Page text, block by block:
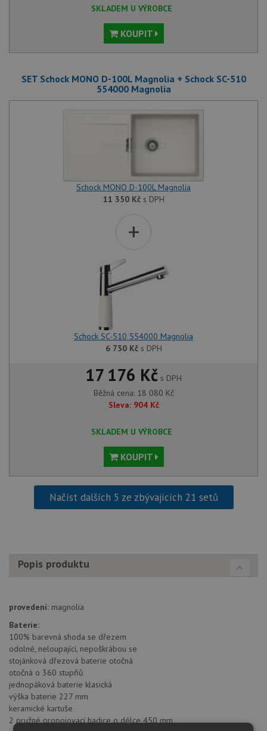
SKLADEM U VÝROBCE
KOUPIT
SET Schock MONO D-100L Magnolia + Schock SC-510
554000 Magnolia
Schock MONO D-100L Magnolia
11 350 Kčs DPH
+
Schock SC-510 554000 Magnolia
6 730 Kčs DPH
17 176 Kč s DPH
Běžná cena: 18 080 Kč
Sleva: 904 Kč
SKLADEM U VÝROBCE
KOUPIT
Načíst dalších 5 ze zbývajících 21 setů
Popis produktu
provedení: magnolia
Baterie:
100% barevná shoda se dřezem
odolné, neloupající, nepoškrábou se
stojánková dřezová baterie otočná
otočná o 360 stupňů
jednopáková baterie klasická
výška baterie 227 mm
keramické kartuše
2 pružné propojovací hadice o délce 450 mm